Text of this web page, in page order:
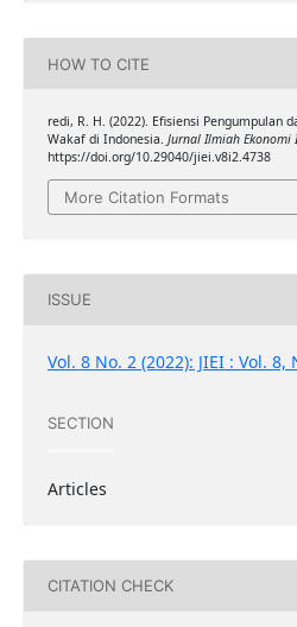
HOW TO CITE
redi, R. H. (2022). Efisiensi Pengumpulan
Wakaf di Indonesia. Jurnal Ilmiah Ekonomi
https://doi.org/10.29040/jiei.v8i2.4738
More Citation Formats
ISSUE
Vol. 8 No. 2 (2022): JIEI : Vol. 8,
SECTION
Articles
CITATION CHECK